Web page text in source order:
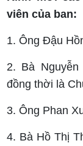
viên của ban:
1. Ông Đậu
2. Bà
đồng thời là
3. Ông Phan
4. Bà Hồ Thị